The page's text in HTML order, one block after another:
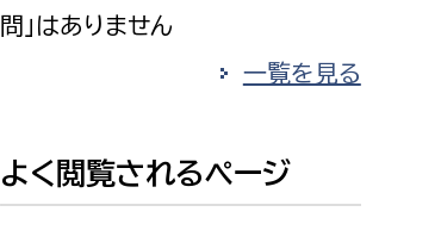
問」はありません
一覧を見る
よく閲覧されるページ